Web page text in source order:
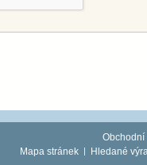
Obchodní
Mapa stránek
Hledané